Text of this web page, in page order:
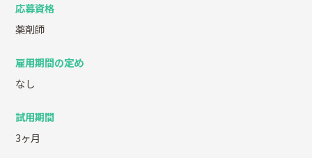
応募資格
薬剤師
雇用期間の定め
なし
試用期間
3ヶ月